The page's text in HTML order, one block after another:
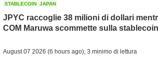
STABLECOIN JAPAN
JPYC raccoglie 38 milioni di dollari
COM Maruwa scommette sulla
August 07 2026 (6 hours ago) 3 minimo di lettura